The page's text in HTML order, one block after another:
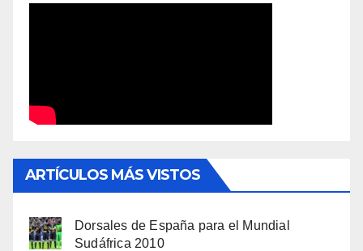
ARTÍCULOS MÁS VISTOS
Dorsales de España para el Mundial
Sudáfrica 2010